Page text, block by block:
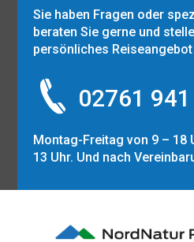
Sie haben Fragen oder
beraten Sie gerne und
persönliches
02761
Montag-Freitag von 9 – 18
13 Uhr. Und nach